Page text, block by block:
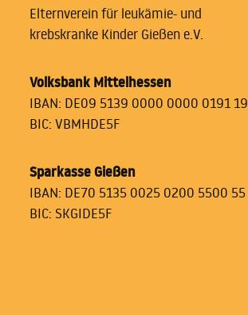
Elternverein für leukämie- und
krebskranke Kinder Gießen e.V.
Volksbank Mittelhessen
IBAN: DE09 5139 0000 0000 0191 19
BIC: VBMHDE5F
Sparkasse Gießen
IBAN: DE70 5135 0025 0200 5500 55
BIC: SKGIDE5F